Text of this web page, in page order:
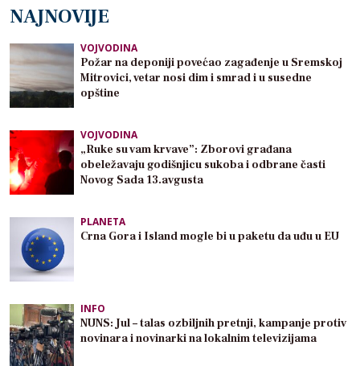
NAJNOVIJE
VOJVODINA
Požar na deponiji povećao zagađenje u Sremskoj
Mitrovici, vetar nosi dim i smrad i u susedne
opštine
VOJVODINA
„Ruke su vam krvave”: Zborovi građana
obeležavaju godišnjicu sukoba i odbrane časti
Novog Sada 13.avgusta
PLANETA
Crna Gora i Island mogle bi u paketu da uđu u EU
INFO
NUNS: Jul – talas ozbiljnih pretnji, kampanje protiv
novinara i novinarki na lokalnim televizijama